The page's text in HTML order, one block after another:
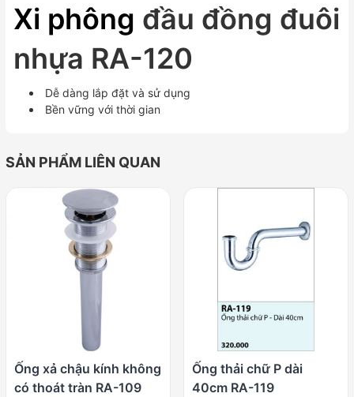
120
số
lượng
Xi phông đầu đồng đuôi
nhựa RA-120
Dễ dàng lắp đặt và sử dụng
Bền vững với thời gian
SẢN PHẨM LIÊN QUAN
Ống xả chậu kính không
có thoát tràn RA-109
Ống thải chữ P dài
40cm RA-119